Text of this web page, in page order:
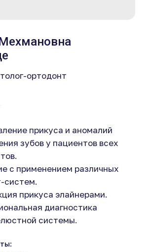
ортодонт
прикуса и аномалий
зубов у пациентов всех
с применением различных
систем.
прикуса элайнерами.
диагностика
системы.